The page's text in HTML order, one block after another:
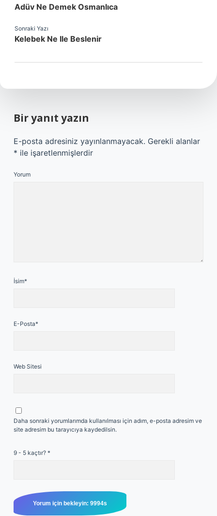
Adüv Ne Demek Osmanlıca
Sonraki Yazı
Kelebek Ne Ile Beslenir
Bir yanıt yazın
E-posta adresiniz yayınlanmayacak. Gerekli alanlar
* ile işaretlenmişlerdir
Yorum
İsim*
E-Posta*
Web Sitesi
Daha sonraki yorumlarımda kullanılması için adım, e-posta adresim ve
site adresim bu tarayıcıya kaydedilsin.
9 - 5 kaçtır? *